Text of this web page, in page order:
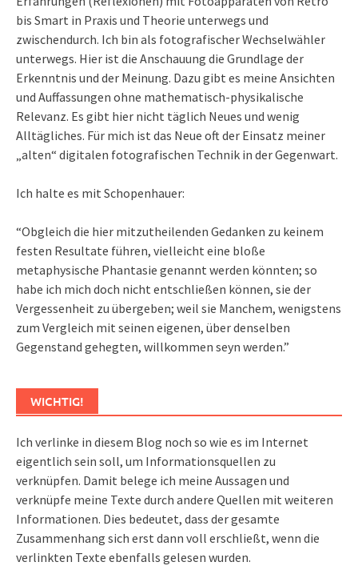
bis Smart in Praxis und Theorie unterwegs und
zwischendurch. Ich bin als fotografischer Wechselwähler
unterwegs. Hier ist die Anschauung die Grundlage der
Erkenntnis und der Meinung. Dazu gibt es meine Ansichten
und Auffassungen ohne mathematisch-physikalische
Relevanz. Es gibt hier nicht täglich Neues und wenig
Alltägliches. Für mich ist das Neue oft der Einsatz meiner
„alten“ digitalen fotografischen Technik in der Gegenwart.
Ich halte es mit Schopenhauer:
“Obgleich die hier mitzutheilenden Gedanken zu keinem
festen Resultate führen, vielleicht eine bloße
metaphysische Phantasie genannt werden könnten; so
habe ich mich doch nicht entschließen können, sie der
Vergessenheit zu übergeben; weil sie Manchem, wenigstens
zum Vergleich mit seinen eigenen, über denselben
Gegenstand gehegten, willkommen seyn werden.”
WICHTIG!
Ich verlinke in diesem Blog noch so wie es im Internet
eigentlich sein soll, um Informationsquellen zu
verknüpfen. Damit belege ich meine Aussagen und
verknüpfe meine Texte durch andere Quellen mit weiteren
Informationen. Dies bedeutet, dass der gesamte
Zusammenhang sich erst dann voll erschließt, wenn die
verlinkten Texte ebenfalls gelesen wurden.